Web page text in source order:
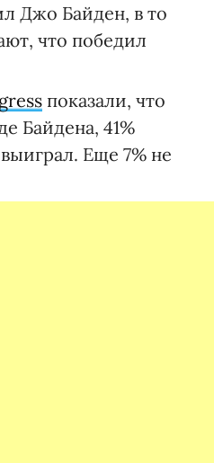
Джо Байден, в то
что победил
показали, что
Байдена, 41%
Еще 7% не